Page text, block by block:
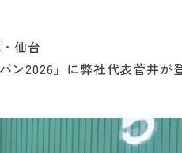
仙台
ン2026」に弊社代表菅井が